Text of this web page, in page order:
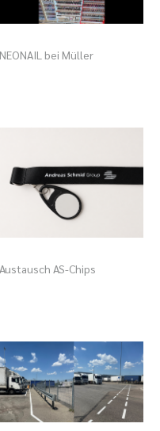
NEONAIL bei Müller
Austausch AS-Chips